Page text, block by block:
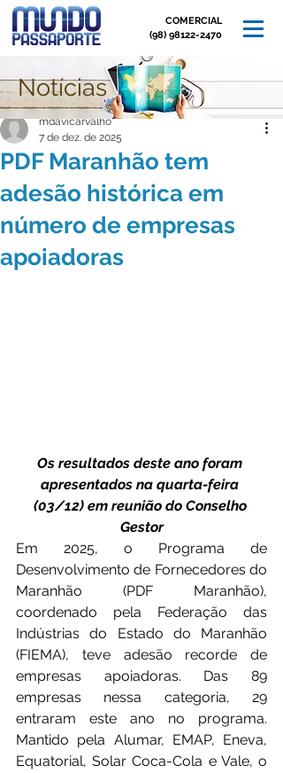
COMERCIAL
(98) 98122-2470
Post
PDF Maranhão tem
adesão histórica em
número de empresas
apoiadoras
mdavicarvalho
7 de dez. de 2025
Os resultados deste ano foram
apresentados na quarta-feira
(03/12) em reunião do Conselho
Gestor
Em 2025, o Programa de
Desenvolvimento de Fornecedores do
Maranhão (PDF Maranhão),
coordenado pela Federação das
Indústrias do Estado do Maranhão
(FIEMA), teve adesão recorde de
empresas apoiadoras. Das 89
empresas nessa categoria, 29
entraram este ano no programa.
Mantido pela Alumar, EMAP, Eneva,
Equatorial, Solar Coca-Cola e Vale, o
Notícias